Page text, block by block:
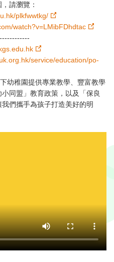
請瀏覽：⁣
plkfwwtkg/
watch?v=LMibFDhdtac
service/education/po-
幼稚園提供專業教學、豐富教學
同盟」教育政策，以及「保良
們攜手為孩子打造美好的明